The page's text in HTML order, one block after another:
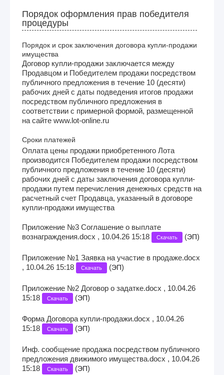
Порядок оформления прав победителя
процедуры
Порядок и срок заключения договора купли-продажи
имущества
Договор купли-продажи заключается между
Продавцом и Победителем продажи посредством
публичного предложения в течение 10 (десяти)
рабочих дней с даты подведения итогов продажи
посредством публичного предложения в
соответствии с примерной формой, размещенной
на сайте www.lot-online.ru
Сроки платежей
Оплата цены продажи приобретенного Лота
производится Победителем продажи посредством
публичного предложения в течение 10 (десяти)
рабочих дней с даты заключения договора купли-
продажи путем перечисления денежных средств на
расчетный счет Продавца, указанный в договоре
купли-продажи имущества
Приложение №3 Соглашение о выплате
вознаграждения.docx , 10.04.26 15:18
Скачать (ЭП)
Приложение №1 Заявка на участие в продаже.docx
, 10.04.26 15:18
Скачать (ЭП)
Приложение №2 Договор о задатке.docx , 10.04.26
15:18
Скачать (ЭП)
Форма Договора купли-продажи.docx , 10.04.26
15:18
Скачать (ЭП)
Инф. сообщение продажа посредством публичного
предложения движимого имущества.docx , 10.04.26
15:18
Скачать (ЭП)